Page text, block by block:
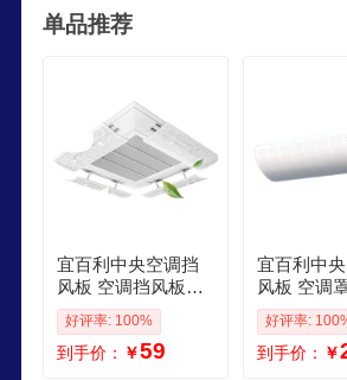
单品推荐
宜百利中央空调挡
风板 空调挡风板防
直吹吸顶百叶窗空
调挡板办公 吸顶中
央空调挡风板60cm
好评率: 100%
到手价： ￥59
宜百利中
风板 空调
空调挡板吹
暖风遮风罩
央空调
好评率:
到手价： ￥